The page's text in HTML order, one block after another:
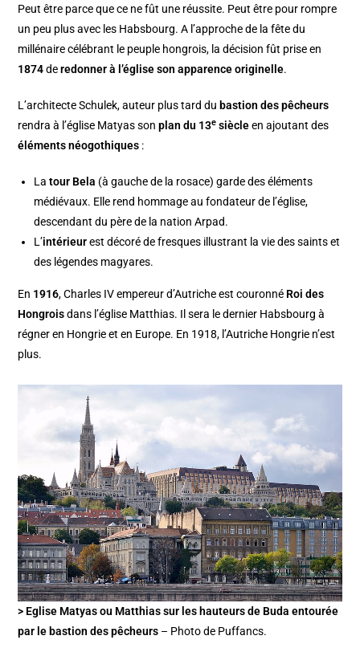
Peut être parce que ce ne fût une réussite. Peut être pour rompre
un peu plus avec les Habsbourg. A l’approche de la fête du
millénaire célébrant le peuple hongrois, la décision fût prise en
1874deredonner à l’église son apparence originelle.
L’architecte Schulek, auteur plus tard du bastion des pêcheurs
rendra à l’église Matyas sonplan du 13e siècleen ajoutant des
éléments néogothiques :
Latour Bela (à gauche de la rosace) garde des éléments
médiévaux. Elle rend hommage au fondateur de l’église,
descendant du père de la nation Arpad.
L’intérieurest décoré de fresques illustrant la vie des saints et
des légendes magyares.
En 1916, Charles IV empereur d’Autriche est couronné Roi des
Hongroisdans l’église Matthias. Il sera le dernier Habsbourg à
régner en Hongrie et en Europe. En 1918, l’Autriche Hongrie n’est
plus.
> Eglise Matyas ou Matthias sur les hauteurs de Buda entourée
par le bastion des pêcheurs – Photo de Puffancs.